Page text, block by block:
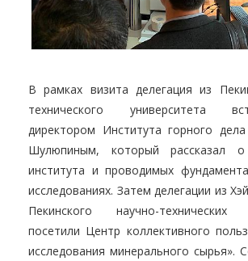
В рамках визита делегация из
технического университета
директором Института горного
Шулюпиным, который рассказал о
института и проводимых
исследованиях. Затем делегации из
Пекинского научно-технических
посетили Центр коллективного
исследования минерального сырья».